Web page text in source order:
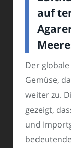
auf
Der
Gemüse,
weiter zu.
gezeigt,
und